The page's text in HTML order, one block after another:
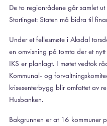
De to regionrådene går samlet
Stortinget: Staten må bidra til
Under et fellesmøte i Aksdal
en omvisning på tomta der et nytt
IKS er planlagt. I møtet vedtok
Kommunal- og
krisesenterbygg blir omfattet av
Husbanken.
Bakgrunnen er at 16 kommuner